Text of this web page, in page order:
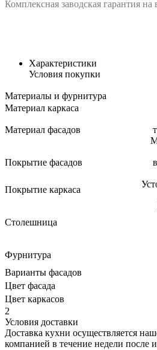
Комплексная заводская гарантия
Характеристики
Условия покупки
Материалы и фурнитура
Материал каркаса
Материал фасадов
Покрытие фасадов
Покрытие каркаса
Столешница
Фурнитура
Варианты фасадов
Цвет фасада
Цвет каркасов
2
Условия доставки
Доставка кухни осуществляется
компанией в течение недели после